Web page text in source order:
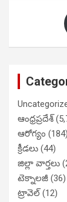
ఆంధ్రప్రదేశ్
ఆరోగ్యం (184)
క్రీడలు (44)
జిల్లా వార్తలు
టెక్నాలజీ (36)
ట్రావెల్(12)